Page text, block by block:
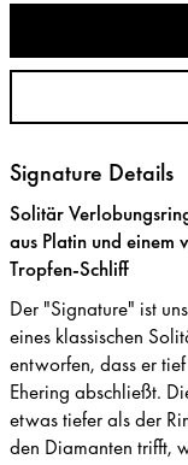
Signature Details
Solitär
aus Platin und einem
Tropfen-Schliff
Der "Signature" ist
eines klassischen
entworfen, dass er
Ehering abschließt.
etwas tiefer als der
den Diamanten trifft,